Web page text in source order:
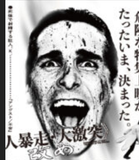
シ
ョ
ン